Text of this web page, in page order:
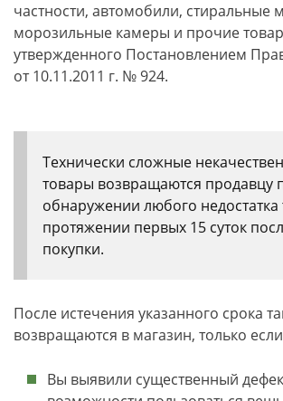
частности, автомобили, стиральные
морозильные камеры и прочие
утвержденного Постановлением
от 10.11.2011 г. № 924.
Технически сложные
товары возвращаются продавцу
обнаружении любого недостатка
протяжении первых 15 суток
покупки.
После истечения указанного срока
возвращаются в магазин, только
Вы выявили существенный